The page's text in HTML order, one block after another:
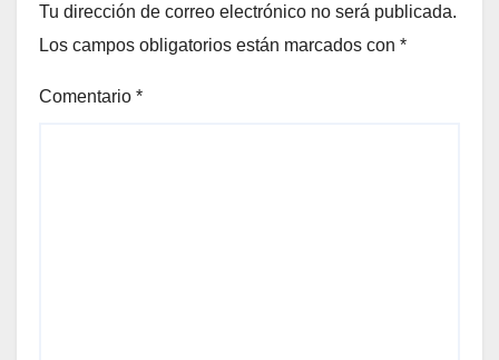
Tu dirección de correo electrónico no será publicada.
Los campos obligatorios están marcados con *
Comentario *